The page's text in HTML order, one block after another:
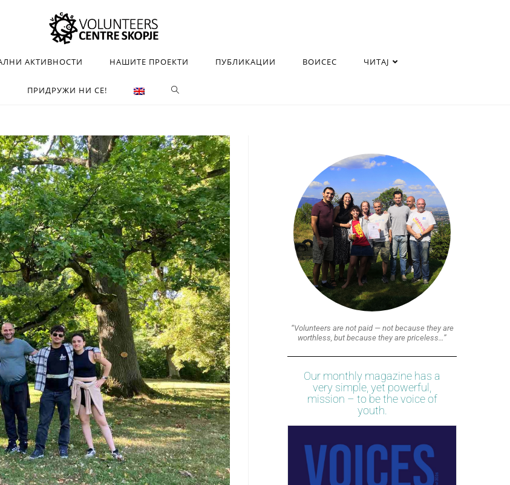
АКТИВНОСТИ НАШИТЕ ПРОЕКТИ ПУБЛИКАЦИИ ВОИСЕС ЧИТАЈ
ПРИДРУЖИ НИ СЕ!
“Volunteers are not paid — not because they are
worthless, but because they are priceless…”
Our monthly magazine has a
very simple, yet powerful,
mission – to be the voice of
youth.